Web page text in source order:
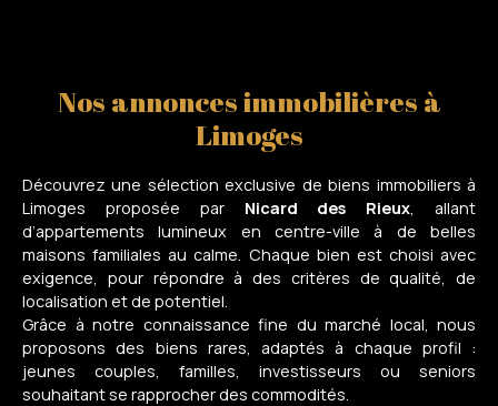
Nos annonces immobilières à
Limoges
Découvrez une sélection exclusive de biens immobiliers à
Limoges proposée par Nicard des Rieux , allant
d’appartements lumineux en centre-ville à de belles
maisons familiales au calme. Chaque bien est choisi avec
exigence, pour répondre à des critères de qualité, de
localisation et de potentiel.
Grâce à notre connaissance fine du marché local, nous
proposons des biens rares, adaptés à chaque profil :
jeunes couples, familles, investisseurs ou seniors
souhaitant se rapprocher des commodités.